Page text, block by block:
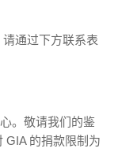
通过下方联系表
。敬请我们的鉴
GIA 的捐款限制为